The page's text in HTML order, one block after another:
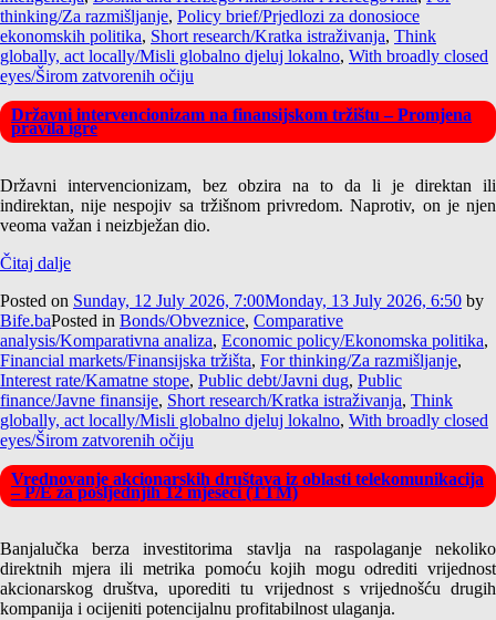
thinking/Za razmišljanje, Policy brief/Prjedlozi za donosioce
ekonomskih politika, Short research/Kratka istraživanja, Think
globally, act locally/Misli globalno djeluj lokalno, With broadly closed
eyes/Širom zatvorenih očiju
Državni intervencionizam na finansijskom tržištu – Promjena
pravila igre
Državni intervencionizam, bez obzira na to da li je direktan ili
indirektan, nije nespojiv sa tržišnom privredom. Naprotiv, on je njen
veoma važan i neizbježan dio.
Čitaj dalje
Posted on Sunday, 12 July 2026, 7:00Monday, 13 July 2026, 6:50 by
Bife.baPosted in Bonds/Obveznice, Comparative
analysis/Komparativna analiza, Economic policy/Ekonomska politika,
Financial markets/Finansijska tržišta, For thinking/Za razmišljanje,
Interest rate/Kamatne stope, Public debt/Javni dug, Public
finance/Javne finansije, Short research/Kratka istraživanja, Think
globally, act locally/Misli globalno djeluj lokalno, With broadly closed
eyes/Širom zatvorenih očiju
Vrednovanje akcionarskih društava iz oblasti telekomunikacija
– P/E za posljednjih 12 mjeseci (TTM)
Banjalučka berza investitorima stavlja na raspolaganje nekoliko
direktnih mjera ili metrika pomoću kojih mogu odrediti vrijednost
akcionarskog društva, uporediti tu vrijednost s vrijednošću drugih
kompanija i ocijeniti potencijalnu profitabilnost ulaganja.